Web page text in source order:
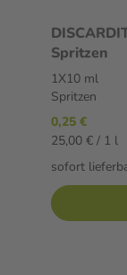
Spritzen
1X10 ml
Spritzen
0,25 €
25,00 € / 1 l
sofort